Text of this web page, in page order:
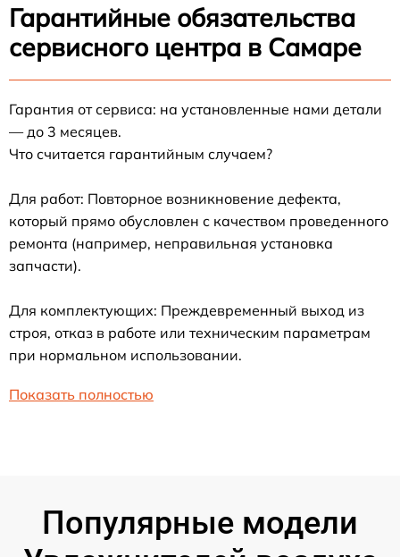
Гарантийные обязательства
сервисного центра в Самаре
Гарантия от сервиса: на установленные нами детали
— до 3 месяцев.
Что считается гарантийным случаем?
Для работ: Повторное возникновение дефекта,
который прямо обусловлен с качеством проведенного
ремонта (например, неправильная установка
запчасти).
Для комплектующих: Преждевременный выход из
строя, отказ в работе или техническим параметрам
при нормальном использовании.
Показать полностью
Популярные модели